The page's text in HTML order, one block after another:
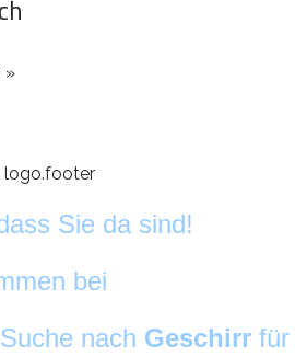
»
Sie da sind!
bei
nach Geschirr für